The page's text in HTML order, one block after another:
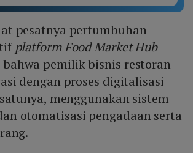
pesatnya pertumbuhan
platform Food Market Hub
pemilik bisnis restoran
dengan proses digitalisasi
menggunakan sistem
otomatisasi pengadaan serta